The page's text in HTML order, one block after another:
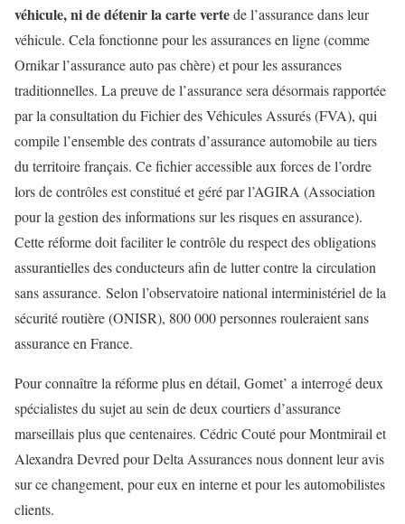
véhicule, ni de détenir la carte vertede l’assurance dans leur
véhicule. Cela fonctionne pour les assurances en ligne (comme
Ornikar l’assurance auto pas chère) et pour les assurances
traditionnelles. La preuve de l’assurance sera désormais rapportée
par la consultation du Fichier des Véhicules Assurés (FVA), qui
compile l’ensemble des contrats d’assurance automobile au tiers
du territoire français. Ce fichier accessible aux forces de l’ordre
lors de contrôles est constitué et géré par l’AGIRA (Association
pour la gestion des informations sur les risques en assurance).
Cette réforme doit faciliter le contrôle du respect des obligations
assurantielles des conducteurs afin de lutter contre la circulation
sans assurance. Selon l’observatoire national interministériel de la
sécurité routière (ONISR), 800 000 personnes rouleraient sans
assurance en France.
Pour connaître la réforme plus en détail, Gomet’ a interrogé deux
spécialistes du sujet au sein de deux courtiers d’assurance
marseillais plus que centenaires. Cédric Couté pour Montmirail et
Alexandra Devred pour Delta Assurances nous donnent leur avis
sur ce changement, pour eux en interne et pour les automobilistes
clients.